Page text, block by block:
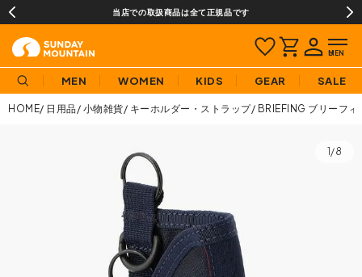
当店での取扱商品は全て正規品です
MEN WOMEN KIDS GEAR SALE
HOME 日用品 小物雑貨 キーホルダー・ストラップ BRIEFING ブリーフ
1/8